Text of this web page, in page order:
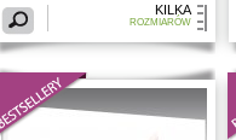
KILKA
ROZMIARÓW